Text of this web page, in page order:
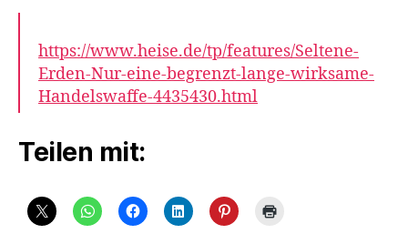
https://www.heise.de/tp/features/Seltene-
Erden-Nur-eine-begrenzt-lange-wirksame-
Handelswaffe-4435430.html
Teilen mit: